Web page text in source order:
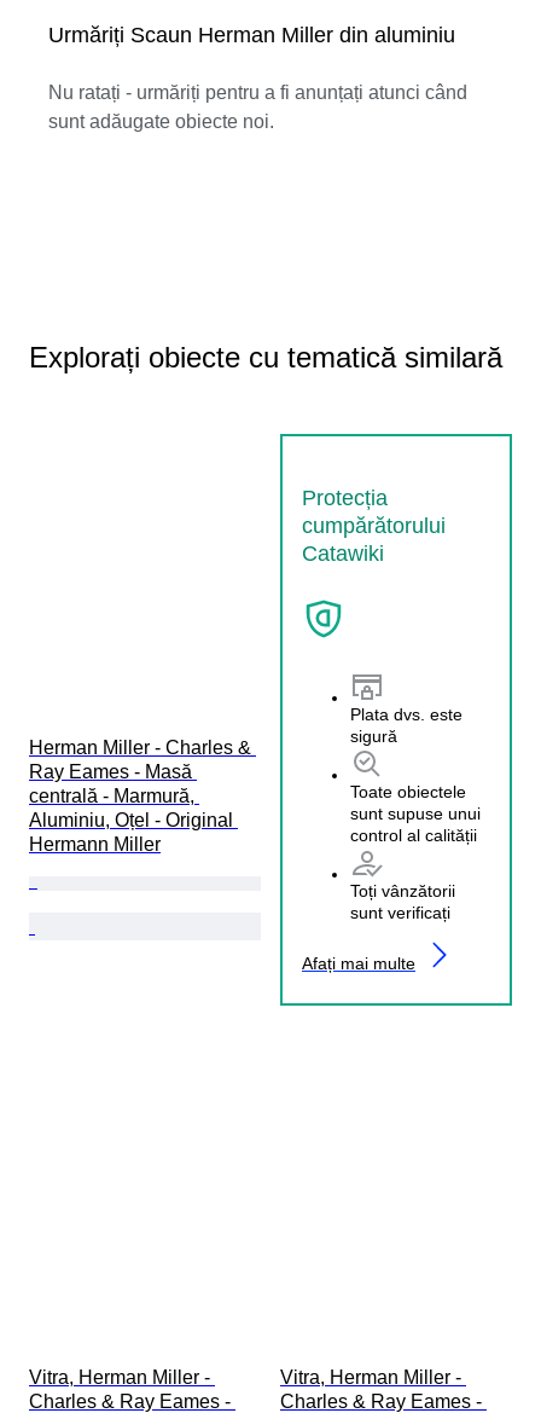
Urmăriți Scaun Herman Miller din aluminiu
Nu ratați - urmăriți pentru a fi anunțați atunci când
sunt adăugate obiecte noi.
Explorați obiecte cu tematică similară
Protecția
cumpărătorului
Catawiki
Plata dvs. este
sigură
Toate obiectele
sunt supuse unui
control al calității
Toți vânzătorii
sunt verificați
Afați mai multe
Herman Miller - Charles &
Ray Eames - Masă
centrală - Marmură,
Aluminiu, Oțel - Original
Hermann Miller
Vitra, Herman Miller -
Charles & Ray Eames -
Vitra, Herman Miller -
Charles & Ray Eames -